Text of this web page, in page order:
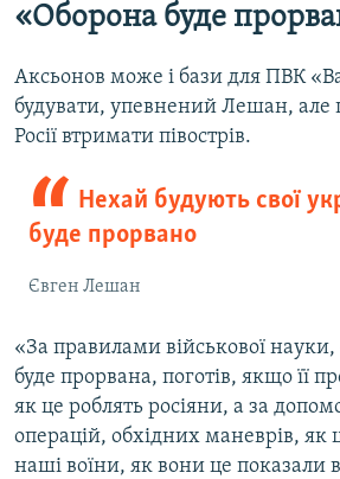
«Оборона буде
Аксьонов може і бази для ПВК
будувати, упевнений Лешан, але
Росії втримати півострів.
Нехай будують свої
буде прорвано
Євген Лешан
«За правилами військової
буде прорвана, поготів, якщо її
як це роблять росіяни, а за
операцій, обхідних маневрів,
наші воїни, як вони це показали